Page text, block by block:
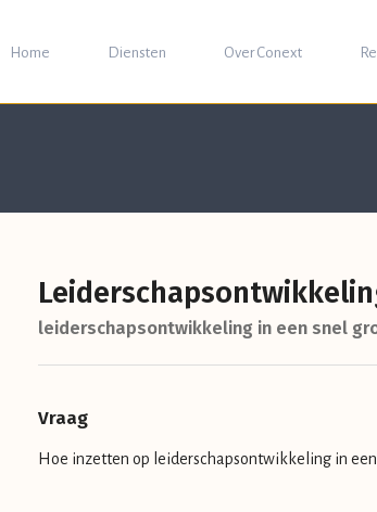
Home Diensten Over Conext
leiderschapsontwikkeling in een snel
Vraag
Hoe inzetten op leiderschapsontwikkeling in